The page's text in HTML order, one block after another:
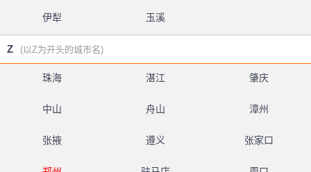
伊犁 玉溪
Z (以Z为开头的城市名)
珠海 湛江 肇庆
中山 舟山 漳州
张掖 遵义 张家口